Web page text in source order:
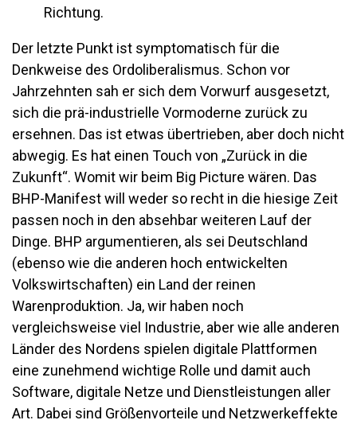
Richtung.
Der letzte Punkt ist symptomatisch für die
Denkweise des Ordoliberalismus. Schon vor
Jahrzehnten sah er sich dem Vorwurf ausgesetzt,
sich die prä-industrielle Vormoderne zurück zu
ersehnen. Das ist etwas übertrieben, aber doch nicht
abwegig. Es hat einen Touch von „Zurück in die
Zukunft“. Womit wir beim Big Picture wären. Das
BHP-Manifest will weder so recht in die hiesige Zeit
passen noch in den absehbar weiteren Lauf der
Dinge. BHP argumentieren, als sei Deutschland
(ebenso wie die anderen hoch entwickelten
Volkswirtschaften) ein Land der reinen
Warenproduktion. Ja, wir haben noch
vergleichsweise viel Industrie, aber wie alle anderen
Länder des Nordens spielen digitale Plattformen
eine zunehmend wichtige Rolle und damit auch
Software, digitale Netze und Dienstleistungen aller
Art. Dabei sind Größenvorteile und Netzwerkeffekte